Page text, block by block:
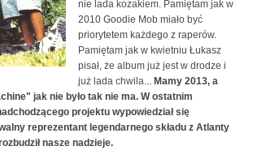
nie lada kozakiem. Pamiętam jak w
2010 Goodie Mob miało być
priorytetem każdego z raperów.
Pamiętam jak w kwietniu Łukasz
pisał, że album już jest w drodze i
już lada chwila... Mamy 2013, a
jak nie było tak nie ma. W ostatnim
projektu wypowiedział się
reprezentant legendarnego składu z Atlanty
nasze nadzieje.